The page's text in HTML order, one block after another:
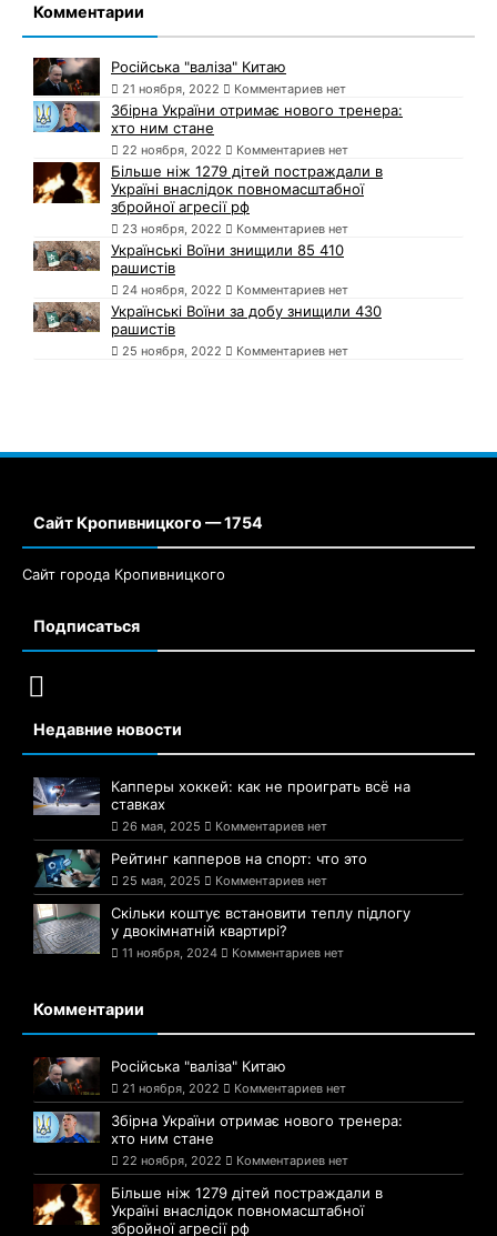
Комментарии
Російська "валіза" Китаю
21 ноября, 2022 Комментариев нет
Збірна України отримає нового тренера:
хто ним стане
22 ноября, 2022 Комментариев нет
Більше ніж 1279 дітей постраждали в
Україні внаслідок повномасштабної
збройної агресії рф
23 ноября, 2022 Комментариев нет
Українські Воїни знищили 85 410
рашистів
24 ноября, 2022 Комментариев нет
Українські Воїни за добу знищили 430
рашистів
25 ноября, 2022 Комментариев нет
Сайт Кропивницкого — 1754
Сайт города Кропивницкого
Подписаться
Недавние новости
Капперы хоккей: как не проиграть всё на
ставках
26 мая, 2025 Комментариев нет
Рейтинг капперов на спорт: что это
25 мая, 2025 Комментариев нет
Скільки коштує встановити теплу підлогу
у двокімнатній квартирі?
11 ноября, 2024 Комментариев нет
Комментарии
Російська "валіза" Китаю
21 ноября, 2022 Комментариев нет
Збірна України отримає нового тренера:
хто ним стане
22 ноября, 2022 Комментариев нет
Більше ніж 1279 дітей постраждали в
Україні внаслідок повномасштабної
збройної агресії рф